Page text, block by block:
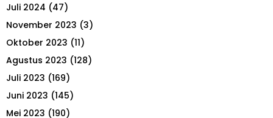
Juli 2024 (47)
November 2023 (3)
Oktober 2023 (11)
Agustus 2023 (128)
Juli 2023 (169)
Juni 2023 (145)
Mei 2023 (190)